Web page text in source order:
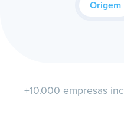
Origem
+10.000 empresas